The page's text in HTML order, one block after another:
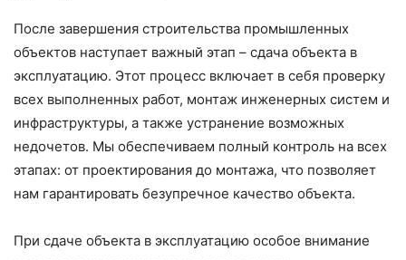
После завершения строительства промышленных
объектов наступает важный этап – сдача объекта в
эксплуатацию. Этот процесс включает в себя проверку
всех выполненных работ, монтаж инженерных систем и
инфраструктуры, а также устранение возможных
недочетов. Мы обеспечиваем полный контроль на всех
этапах: от проектирования до монтажа, что позволяет
нам гарантировать безупречное качество объекта.
При сдаче объекта в эксплуатацию особое внимание